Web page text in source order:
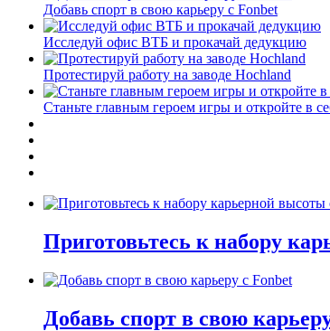
Добавь спорт в свою карьеру с Fonbet
Исследуй офис ВТБ и прокачай дедукцию
Протестируй работу на заводе Hochland
Станьте главным героем игры и откройте в
Приготовьтесь к набору
Добавь спорт в свою